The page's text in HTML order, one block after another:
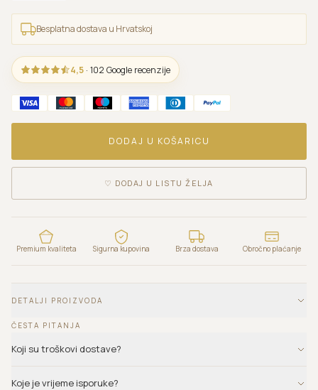
Besplatna dostava u Hrvatskoj
4,5 · 102 Google recenzije
DODAJ U KOŠARICU
♡ DODAJ U LISTU ŽELJA
Premium kvaliteta Sigurna kupovina Brza dostava Obročno plaćanje
DETALJI PROIZVODA
ČESTA PITANJA
Koji su troškovi dostave?
Koje je vrijeme isporuke?